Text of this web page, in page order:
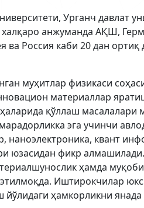
Урганч давлат
халқаро анжуманда АҚШ,
Россия каби 20 дан ортиқ
муҳитлар физикаси
материаллар
қўллаш
эга учинчи
наноэлектроника, квант
юзасидан фикр
ҳамда
Иштирокчилар
ҳамкорликни янада